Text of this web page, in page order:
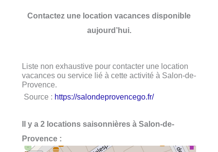
Contactez une location vacances disponible
aujourd’hui.
Liste non exhaustive pour contacter une location
vacances ou service lié à cette activité à Salon-de-
Provence.
Source : https://salondeprovencego.fr/
Il y a 2 locations saisonnières à Salon-de-
Provence :